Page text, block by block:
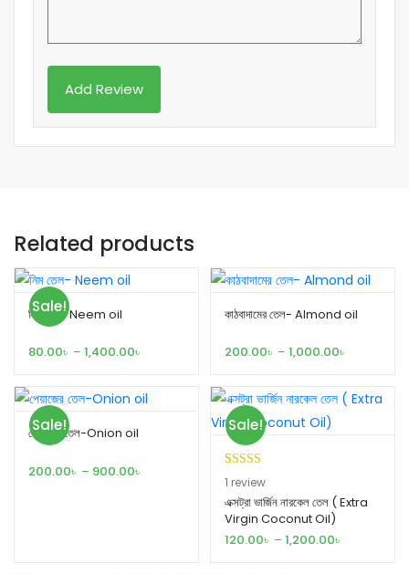
Related products
Sale!
নিম তেল- Neem oil
80.00৳ – 1,400.00৳
through
কাঠবাদামের তেল- Almond oil
200.00৳ – 1,000.00৳
through
Sale!
পেয়াজের তেল-Onion oil
200.00৳ – 900.00৳
Sale!
Rated5.00
out of 5
based on
1
customer
1 review
এক্সট্রা ভার্জিন নারকেল তেল ( Extra
Virgin Coconut Oil)
120.00৳ – 1,200.00৳